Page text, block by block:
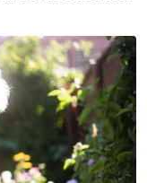
negara,"
Klik di sini!